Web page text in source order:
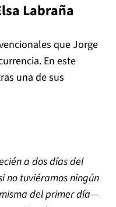
Labraña
que Jorge
En este
una de sus
a dos días del
no tuviéramos ningún
del primer día—